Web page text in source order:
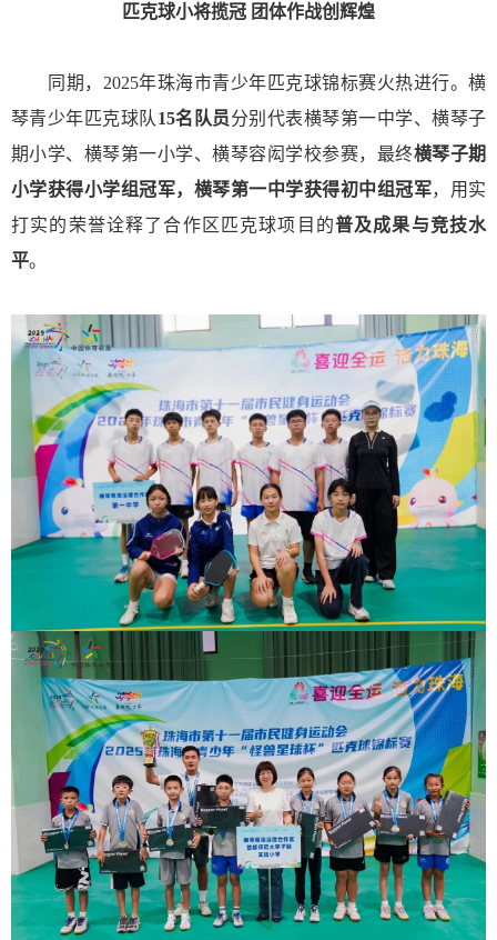
匹克球小将揽冠 团体作战创辉煌
同期，2025年珠海市青少年匹克球锦标赛火热进行。横
琴青少年匹克球队 15名队员分别代表横琴第一中学、横琴子
期小学、横琴第一小学、横琴容闳学校参赛，最终横琴子期
小学获得小学组冠军，横琴第一中学获得初中组冠军，用实
打实的荣誉诠释了合作区匹克球项目的普及成果与竞技水
平。